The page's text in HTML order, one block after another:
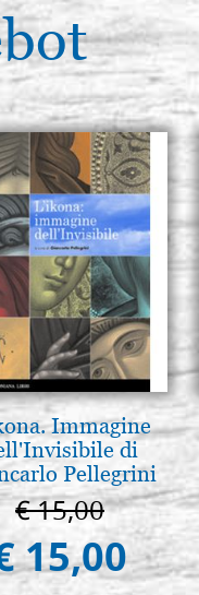
Immagine
di
Pellegrini
€ 15,00
15,00